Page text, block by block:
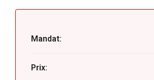
Mandat:
Prix: